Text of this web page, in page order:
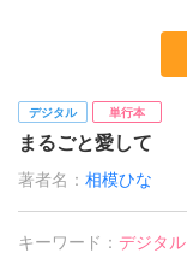
デジタル 単行本
まるごと愛して
著者名：相模ひな
キーワード：デジタル